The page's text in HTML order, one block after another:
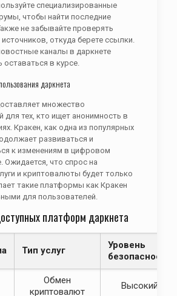
специализированные
чтобы найти последние
не забывайте проверять
откуда берете ссылки.
каналы в даркнете
в курсе.
даркнета
множество
для тех, кто ищет анонимность в
Кракен, как одна из популярных
развиваться и
к изменениям в цифровом
Ожидается, что спрос на
и криптовалюты будет только
такие платформы как Кракен
для пользователей.
платформ даркнета
Тип услуг
Уровень
безопасности
Обмен
криптовалют
Высокий